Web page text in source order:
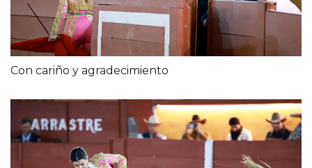
Con cariño y agradecimiento